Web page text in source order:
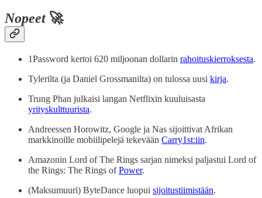
Nopeet🚀
1Password kertoi 620 miljoonan dollarin rahoituskierroksesta.
Tylerilta (ja Daniel Grossmanilta) on tulossa uusi kirja.
Trung Phan julkaisi langan Netflixin kuuluisasta
yrityskulttuurista.
Andreessen Horowitz, Google ja Nas sijoittivat Afrikan
markkinoille mobiilipelejä tekevään Carry1st:iin.
Amazonin Lord of The Rings sarjan nimeksi paljastui Lord of
the Rings: The Rings ofPower.
(Maksumuuri) ByteDance luopui sijoitustiimistään.